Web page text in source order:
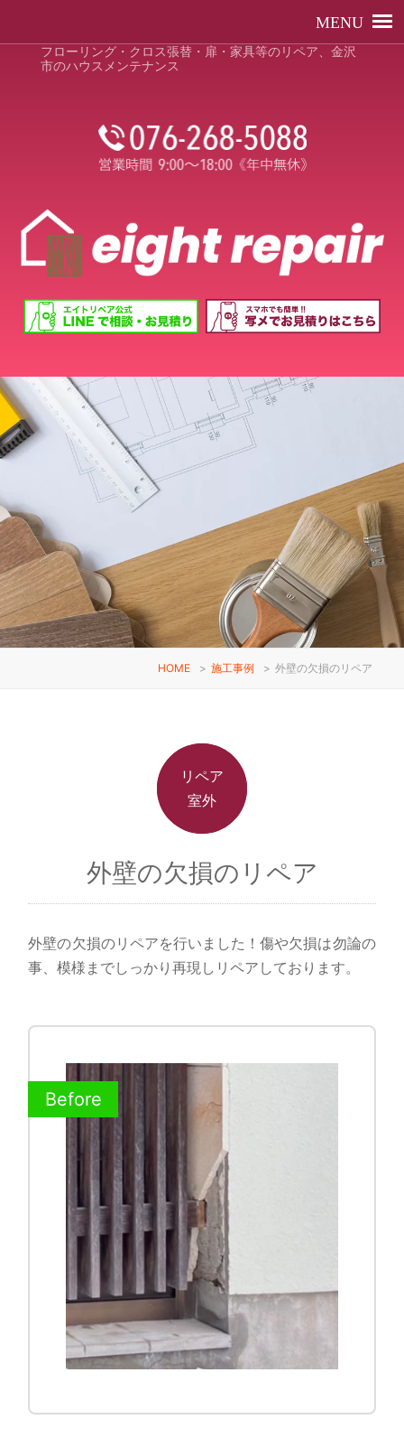
フローリング・クロス張替・扉・家具等のリペア、金沢
市のハウスメンテナンス
HOME > 施工事例 > 外壁の欠損のリペア
リペア
室外
外壁の欠損のリペア
外壁の欠損のリペアを行いました！傷や欠損は勿論の
事、模様までしっかり再現しリペアしております。
Before